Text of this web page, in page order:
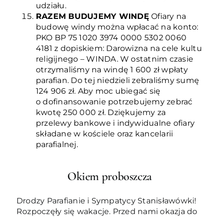
udziału.
RAZEM BUDUJEMY WINDĘ Ofiary na
budowę windy można wpłacać na konto:
PKO BP 75 1020 3974 0000 5302 0060
4181 z dopiskiem: Darowizna na cele kultu
religijnego – WINDA. W ostatnim czasie
otrzymaliśmy na windę 1 600 zł wpłaty
parafian. Do tej niedzieli zebraliśmy sumę
124 906 zł. Aby moc ubiegać się
o dofinansowanie potrzebujemy zebrać
kwotę 250 000 zł. Dziękujemy za
przelewy bankowe i indywidualne ofiary
składane w kościele oraz kancelarii
parafialnej.
Okiem proboszcza
Drodzy Parafianie i Sympatycy Stanisławówki!
Rozpoczęły się wakacje. Przed nami okazja do